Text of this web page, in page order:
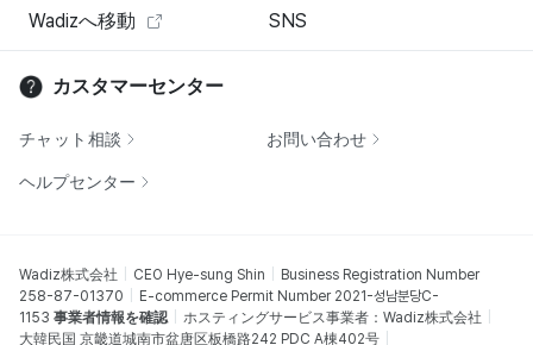
Wadizへ移動
SNS
カスタマーセンター
チャット相談 お問い合わせ
ヘルプセンター
Wadiz株式会社 CEO Hye-sung Shin
Business Registration Number
258-87-01370
E-commerce Permit Number 2021-성남분당C-
1153 事業者情報を確認
ホスティングサービス事業者：Wadiz株式会社
大韓民国 京畿道城南市盆唐区板橋路242 PDC A棟402号